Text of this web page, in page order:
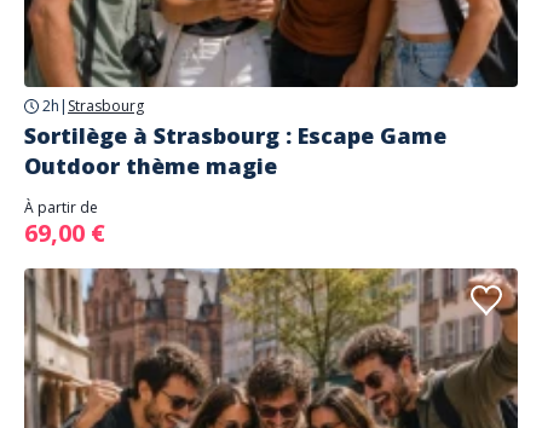
2h | Strasbourg
Sortilège à Strasbourg : Escape Game
Outdoor thème magie
À partir de
69,00 €